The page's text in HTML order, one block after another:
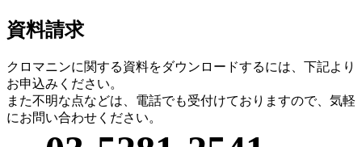
資料請求
クロマニンに関する資料をダウンロードするには、下記より
お申込みください。
また不明な点などは、電話でも受付けておりますので、気軽
にお問い合わせください。